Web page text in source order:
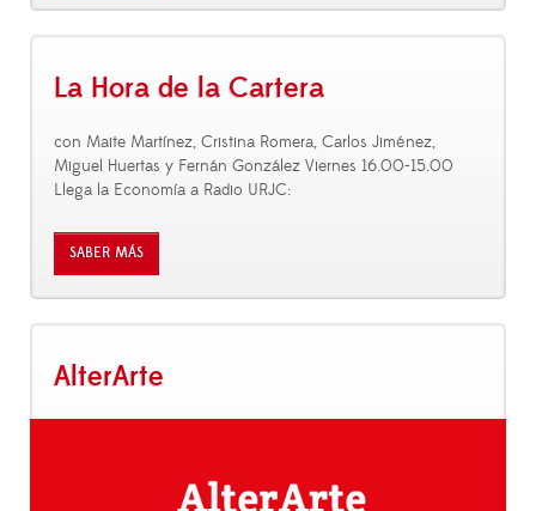
La Hora de la Cartera
con Maite Martínez, Cristina Romera, Carlos Jiménez,
Miguel Huertas y Fernán González Viernes 16.00-15.00
Llega la Economía a Radio URJC:
SABER MÁS
AlterArte